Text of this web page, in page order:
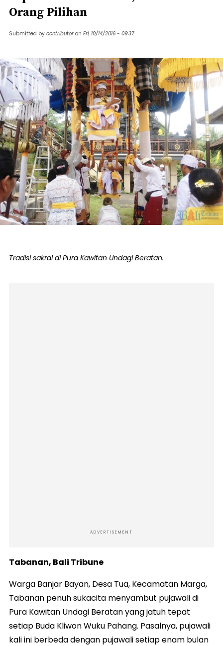
Orang Pilihan
Submitted by contributor on Fri, 10/14/2016 - 09:37
Tradisi sakral di Pura Kawitan Undagi Beratan.
ADVERTISEMENT
Tabanan, Bali Tribune
Warga Banjar Bayan, Desa Tua, Kecamatan Marga,
Tabanan penuh sukacita menyambut pujawali di
Pura Kawitan Undagi Beratan yang jatuh tepat
setiap Buda Kliwon Wuku Pahang. Pasalnya, pujawali
kali ini berbeda dengan pujawali setiap enam bulan